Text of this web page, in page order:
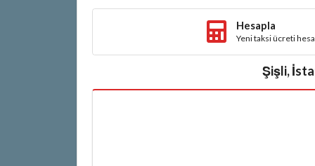
Hesapla
Yeni taksi ücreti
Şişli,